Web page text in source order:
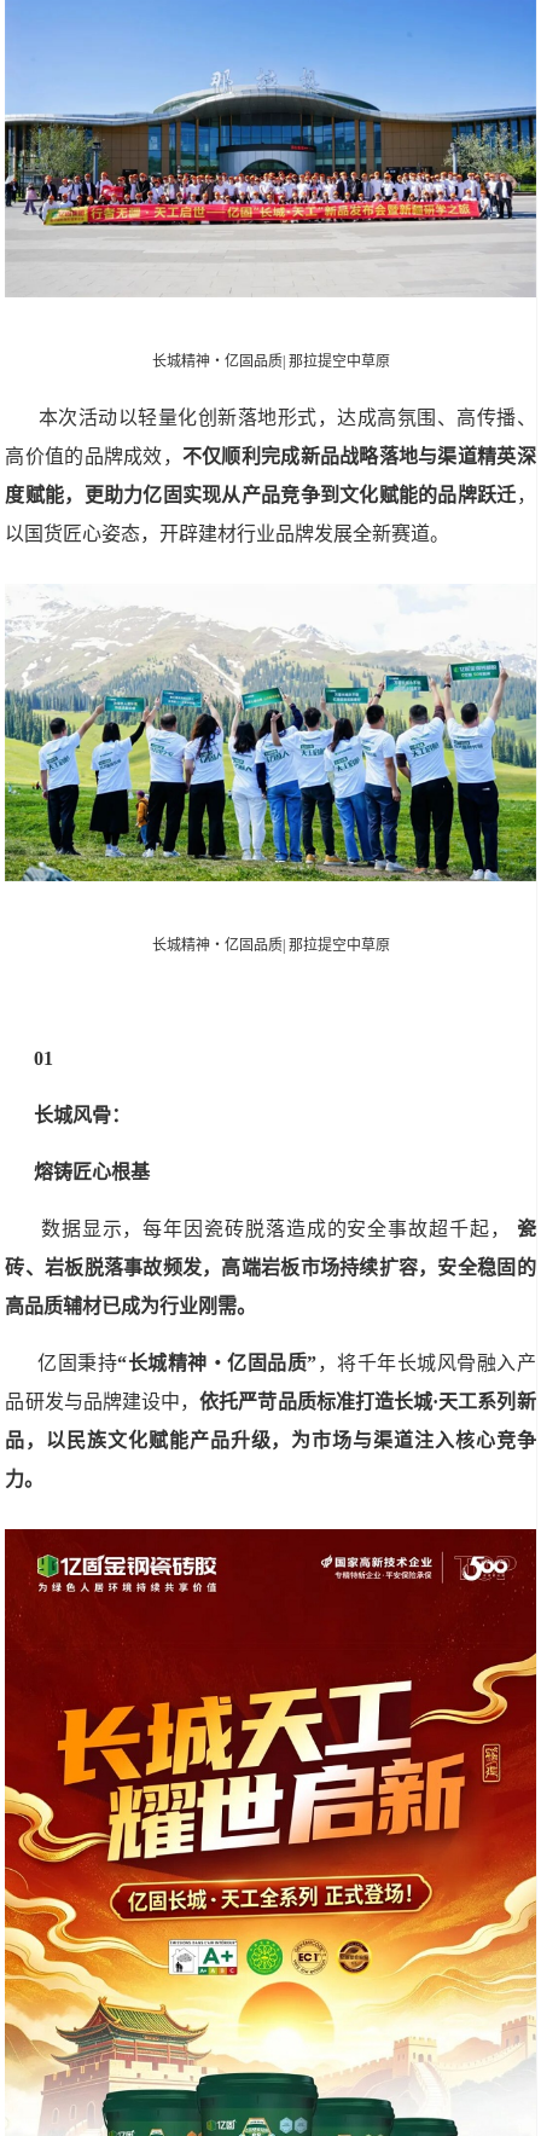
长城精神・亿固品质| 那拉提空中草原
本次活动以轻量化创新落地形式，达成高氛围、高传播、
高价值的品牌成效， 不仅顺利完成新品战略落地与渠道精英深
度赋能，更助力亿固实现从产品竞争到文化赋能的品牌跃迁，
以国货匠心姿态，开辟建材行业品牌发展全新赛道。
长城精神・亿固品质| 那拉提空中草原
01
长城风骨：
熔铸匠心根基
数据显示，每年因瓷砖脱落造成的安全事故超千起， 瓷
砖、岩板脱落事故频发，高端岩板市场持续扩容，安全稳固的
高品质辅材已成为行业刚需。
亿固秉持“长城精神・亿固品质”，将千年长城风骨融入产
品研发与品牌建设中，依托严苛品质标准打造长城·天工系列新
品，以民族文化赋能产品升级，为市场与渠道注入核心竞争
力。